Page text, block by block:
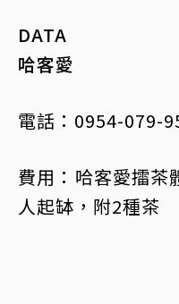
DATA
哈客愛
電話：0954-079-
費用：哈客愛擂茶
人起缽，附2種茶